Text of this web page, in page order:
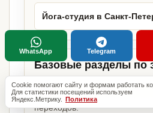
Йога-студия в Санкт-
Базовые разделы по
Родительские страницы
обзор услуги, объекта или
переходов.
Cookie помогают сайту и формам работать
Для статистики посещений используем
Яндекс.Метрику. Политика
WhatsApp Telegram